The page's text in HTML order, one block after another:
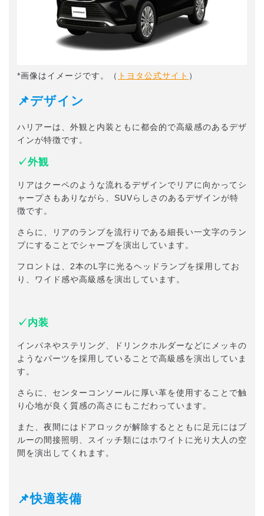
*画像はイメージです。（ トヨタ公式サイト ）
📌デザイン
ハリアーは、外観と内装ともに都会的で高級感のあるデザ
インが特徴です。
✓外観
リアはクーペのような流れるデザインでリアに向かってシ
ャープさもありながら、SUVらしさのあるデザインが特
徴です。
さらに、リアのランプを流行りである細長い一文字のラン
プにすることでシャープを演出しています。
フロントは、2本のL字に光るヘッドランプを採用してお
り、ワイド感や高級感を演出しています。
✓内装
インパネやステリング、ドリンクホルダーなどにメッキの
ようなパーツを採用していることで高級感を演出していま
す。
さらに、センターコンソールに厚い革を使用することで触
り心地が良く質感の高さにもこだわっています。
また、夜間にはドアロックが解除するとともに足元にはブ
ルーの間接照明、スイッチ類にはホワイトに光り大人の空
間を演出してくれます。
📌快適装備